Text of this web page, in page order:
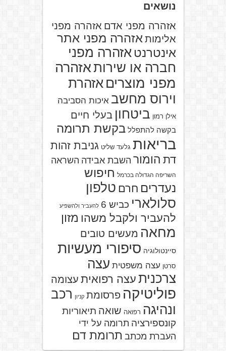
נושאים
אזהרה מפני אדם אזהרה מפני
אלימות אזהרה מפני אתר
אינטרנט אזהרה מפני
חברה או שירותאזהרה
מפני מוצרים אזהרת
וירוס מחשב איכות הסביבה
אילן רמון ביטחון בעלי חיים
בקשה להתפלל בקשת תרומה
בריאות גלעד שליט גניבת זהות
דת הומור השבת אבידה השראה
השריפה הגדולה בכרמל חיפוש
נעדרים חרם טלפון
סלולארי כביש 6 להעביר ולהשפיע
להעביר ולקבל משהו מזון
מחאה מעשים טובים
סיינטולוגיה סיפורי מעשיות
סרטן עצה משפטית עצה
צרכנית עצה רפואית עצומה
פוליטיקה פרסומת קניון רכב
ונהיגה רפואה שואה תיאוריות
קונספירציה תרומה על ידי
העברת מכתב תרומת דם